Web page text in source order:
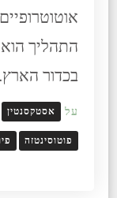
התהליך
בכדור הארץ.
על אסטקסנטין
פוטוסינטזה